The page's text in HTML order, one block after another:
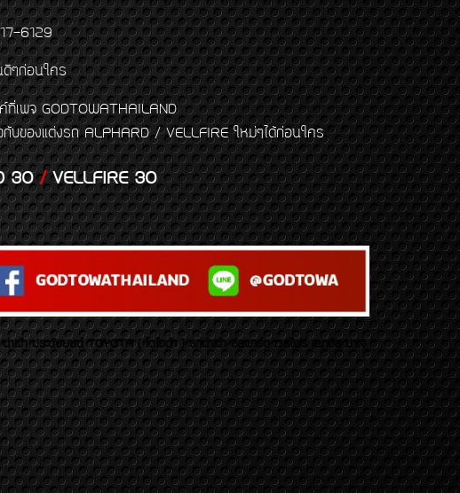
6129
ดีๆก่อนใคร
เพจ GODTOWATHAILAND
กับของแต่งรถ ALPHARD / VELLFIRE ใหม่ๆได้ก่อนใคร
30/VELLFIRE 30
ข้า ประดับยนต์ TOYOTA ( โตโยต้า ) รถนำเข้า อัลพาร์ด เวลไฟร์ เลกซัส มาเจ